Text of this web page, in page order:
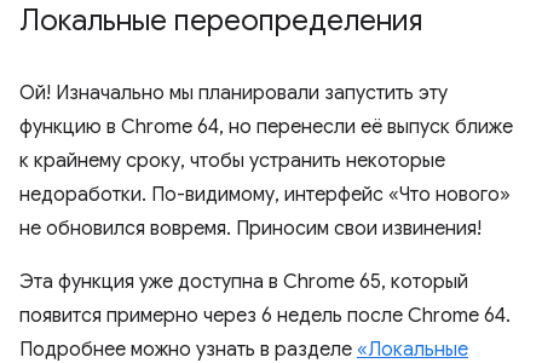
Локальные переопределения
Ой! Изначально мы планировали запустить эту
функцию в Chrome 64, но перенесли её выпуск ближе
к крайнему сроку, чтобы устранить некоторые
недоработки. По-видимому, интерфейс «Что нового»
не обновился вовремя. Приносим свои извинения!
Эта функция уже доступна в Chrome 65, который
появится примерно через 6 недель после Chrome 64.
Подробнее можно узнать в разделе «Локальные